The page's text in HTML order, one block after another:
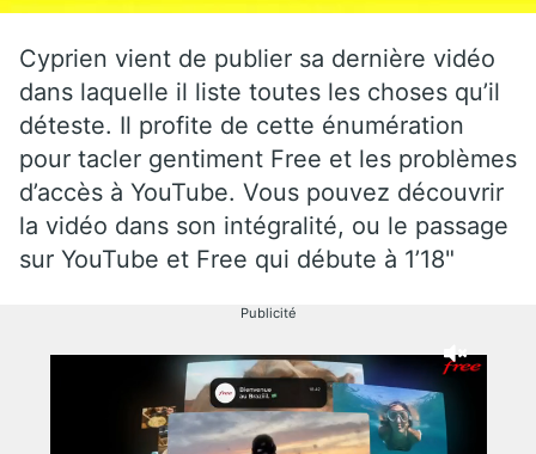
Cyprien vient de publier sa dernière vidéo
dans laquelle il liste toutes les choses qu’il
déteste. Il profite de cette énumération
pour tacler gentiment Free et les problèmes
d’accès à YouTube. Vous pouvez découvrir
la vidéo dans son intégralité, ou le passage
sur YouTube et Free qui débute à 1’18"
Publicité